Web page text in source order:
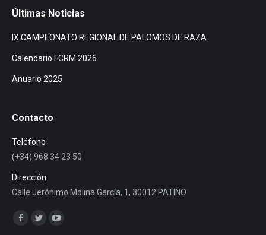
Últimas Noticias
IX CAMPEONATO REGIONAL DE PALOMOS DE RAZA
Calendario FCRM 2026
Anuario 2025
Contacto
Teléfono
(+34) 968 34 23 50
Dirección
Calle Jerónimo Molina García, 1, 30012 PATIÑO
Encuéntranos en:
Facebook
Twitter